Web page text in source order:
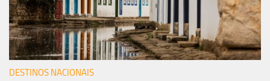
DESTINOS NACIONAIS